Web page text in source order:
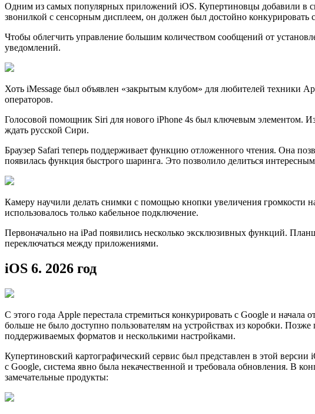
Одним из самых популярных приложений iOS. Купертиновцы добавили в
звонилкой с сенсорным дисплеем, он должен был достойно
Чтобы облегчить управление большим количеством сообщений от
уведомлений.
Хоть iMessage был объявлен «закрытым клубом» для любителей техники
операторов.
Голосовой помощник Siri для нового iPhone 4s был ключевым элементом.
ждать русской Сири.
Браузер Safari теперь поддерживает функцию отложенного чтения. Она
появилась функция быстрого шаринга. Это позволило делиться
Камеру научили делать снимки с помощью кнопки увеличения громкости
использовалось только кабельное подключение.
Первоначально на iPad появились несколько эксклюзивных функций.
переключаться между приложениями.
iOS 6. 2026 год
С этого года Apple перестала стремиться конкурировать с Google и
больше не было доступно пользователям на устройствах из коробки.
поддерживаемых форматов и несколькими настройками.
Купертиновский картографический сервис был представлен в этой
с Google, система явно была некачественной и требовала обновления. В
замечательные продукты: